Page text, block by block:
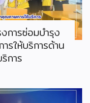
การซ่อมบำรุง
ให้บริการด้าน
การ